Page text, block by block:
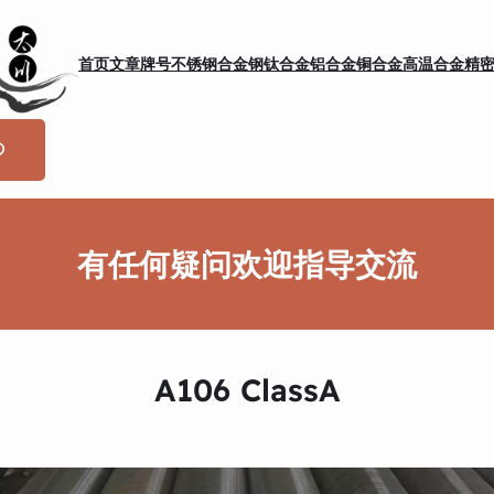
首页文章牌号不锈钢合金钢钛合金铝合金铜合金高温合金精
有任何疑问欢迎指导交流
A106 ClassA